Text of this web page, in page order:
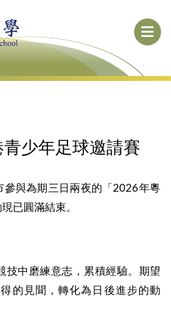
少年足球邀請賽
參與為期三日兩夜的「2026年粵
已圓滿結束。
技中磨練意志，累積經驗。期望
的見聞，轉化為日後進步的動